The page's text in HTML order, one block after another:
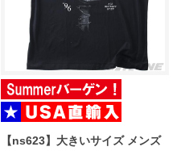
【ns623】大きいサイズ メンズ